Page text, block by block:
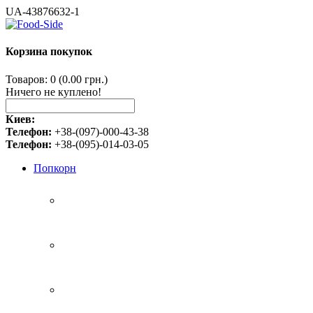
UA-43876632-1
Корзина покупок
Товаров: 0 (0.00 грн.)
Ничего не куплено!
Киев:
Телефон: +38-(097)-000-43-38
Телефон: +38-(095)-014-03-05
Попкорн